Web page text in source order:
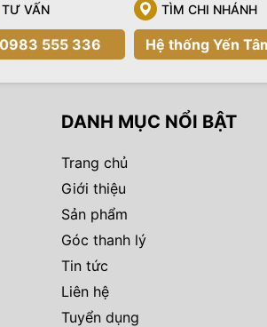
TƯ VẤN
0983 555 336
TÌM CHI NHÁNH
Hệ thống Yến
DANH MỤC NỔI BẬT
Trang chủ
Giới thiệu
Sản phẩm
Góc thanh lý
Tin tức
Liên hệ
Tuyển dụng